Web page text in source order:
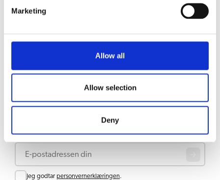
Marketing
Allow all
Allow selection
Deny
1 2 3 4
Meld deg på nyhetsbrevet vårt for å få oppdateringer direkte i innboksen din.
E-post
Consent
Jeg godtar personvernerklæringen.